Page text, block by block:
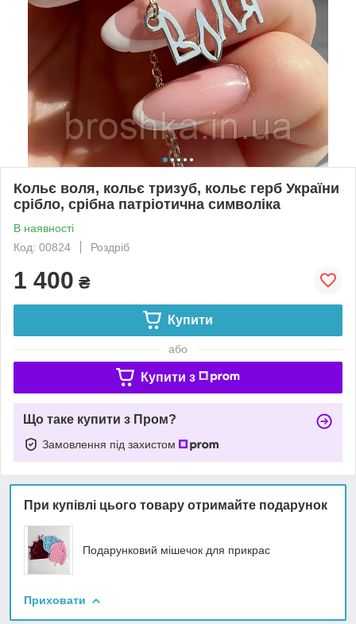
Кольє воля, кольє тризуб, кольє герб України
срібло, срібна патріотична символіка
В наявності
Код: 00824
Роздріб
1 400 ₴
Купити
або
Купити з
Що таке купити з Пром?
Замовлення під захистом
При купівлі цього товару отримайте подарунок
Подарунковий мішечок для прикрас
Приховати